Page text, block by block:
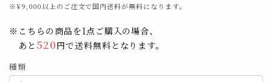
※¥9,000以上のご注文で国内送料が無料になります。
※こちらの商品を1点ご購入の場合、
あと 520円で送料無料となります。
種類